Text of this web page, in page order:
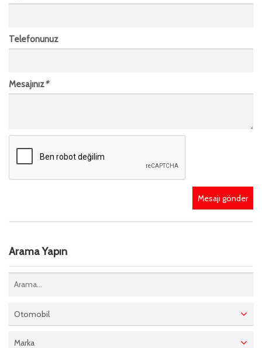
Telefonunuz
Mesajınız*
Mesajı gönder
Arama Yapın
Otomobil
Marka